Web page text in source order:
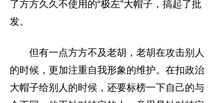
了方方久久不使用的“极左”大帽子，搞起了批
发。
但有一点方方不及老胡，老胡在攻击别人
的时候，更加注重自我形象的维护。在扣政治
大帽子给别人的时候，还要标榜一下自己的与